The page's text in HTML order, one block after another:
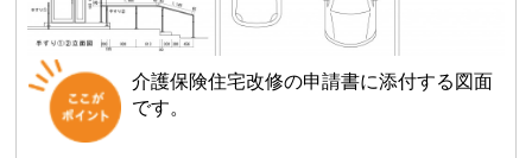
介護保険住宅改修の申請書に添付する図面
です。